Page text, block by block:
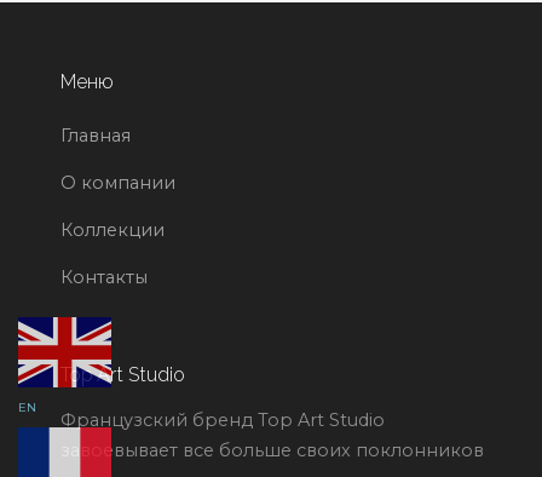
Меню
Главная
О компании
Коллекции
Контакты
Top Art Studio
Французский бренд Top Art Studio
завоевывает все больше своих поклонников
EN